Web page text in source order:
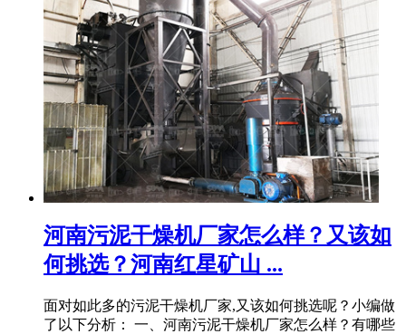
河南污泥干燥机厂家怎么样？又该如
何挑选？河南红星矿山 ...
面对如此多的污泥干燥机厂家,又该如何挑选呢？小编做
了以下分析： 一、河南污泥干燥机厂家怎么样？有哪些